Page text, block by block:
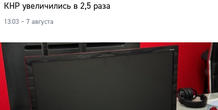
КНР увеличились в 2,5 раза
13:03 – 7 августа